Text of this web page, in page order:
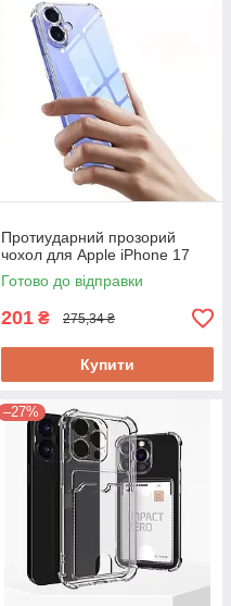
Протиударний прозорий
чохол для Apple iPhone 17
Готово до відправки
201 ₴ 275,34 ₴
Купити
–27%